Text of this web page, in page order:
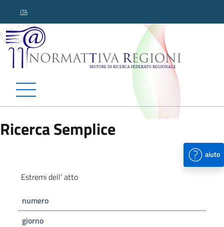
ITA
Normattiva Regioni -
Ricerca Semplice
aiuto
Estremi dell' atto
numero
giorno